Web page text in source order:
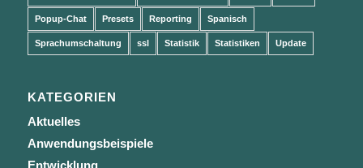
Popup-Chat Presets Reporting Spanisch
Sprachumschaltung ssl Statistik Statistiken Update
KATEGORIEN
Aktuelles
Anwendungsbeispiele
Entwicklung